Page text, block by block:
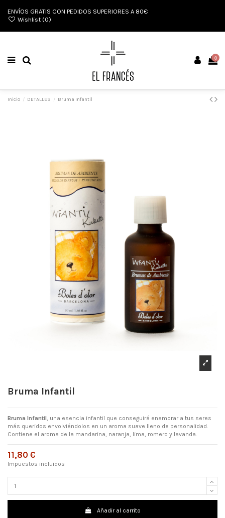
ENVÍOS GRATIS CON PEDIDOS SUPERIORES A 80€
Wishlist (0)
0
Inicio DETALLES Bruma Infantil
Bruma Infantil
Bruma Infantil, una esencia infantil que conseguirá enamorar a tus seres
más queridos envolviéndolos en un aroma suave lleno de personalidad.
Contiene el aroma de la mandarina, naranja, lima, romero y lavanda.
11,80 €
Impuestos incluidos
Añadir al carrito